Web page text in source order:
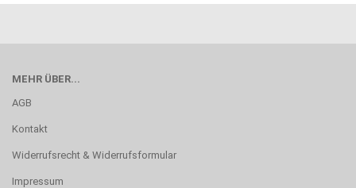
MEHR ÜBER...
AGB
Kontakt
Widerrufsrecht & Widerrufsformular
Impressum